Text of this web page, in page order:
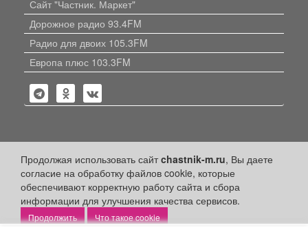
Продолжая использовать сайтchastnik-m.ru, Вы даете
согласие на обработку файлов cookie, которые
обеспечивают корректную работу сайта и сбора
информации для улучшения качества сервисов.
Что такое cookie
Сайт "Частник. Маркет"
Дорожное радио 93.4FM
Радио для двоих 105.3FM
Европа плюс 103.3FM
Политика конфиденциальности
Публикации с пометкой «Реклама», «На правах рекламы»,
«Партнёрский проект» оплачены рекламодателем.
Редакция сайта не несет ответственности за достоверность
информации, содержащейся в рекламных материалах и
объявлениях.